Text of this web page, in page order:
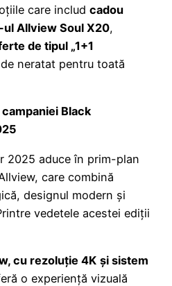
care includ cadou
Allview Soul X20,
de tipul „1+1
de neratat pentru toată
Black
2025 aduce în prim-plan
care combină
designul modern și
vedetele acestei ediții
cu rezoluție 4K și sistem
o experiență vizuală